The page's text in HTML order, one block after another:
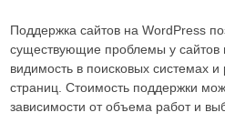
Поддержка сайтов на WordPress
существующие проблемы у сайтов
видимость в поисковых системах
страниц. Стоимость поддержки
зависимости от объема работ и